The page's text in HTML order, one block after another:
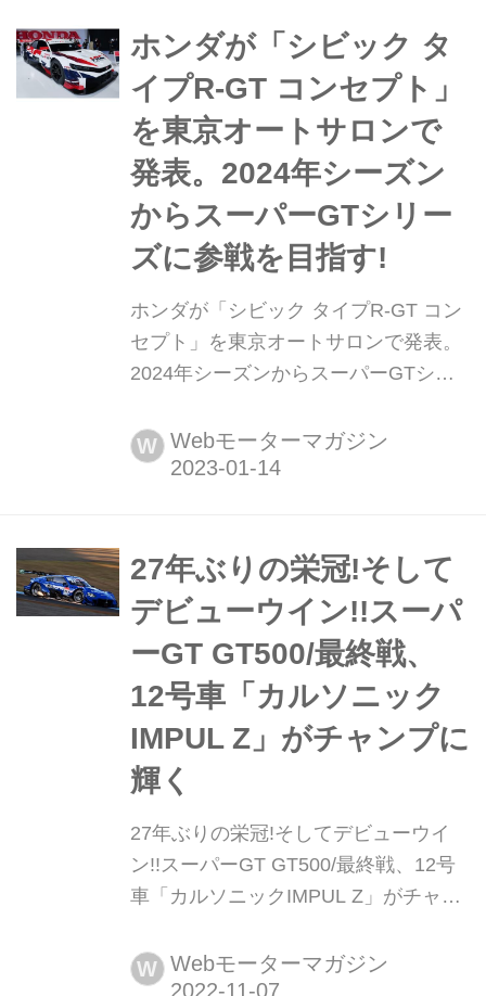
制した。2位に3号車Niterra MOTUL
Z、3...
ホンダが「シビック タ
イプR-GT コンセプト」
を東京オートサロンで
発表。2024年シーズン
からスーパーGTシリー
ズに参戦を目指す!
ホンダが「シビック タイプR-GT コン
セプト」を東京オートサロンで発表。
2024年シーズンからスーパーGTシリ
日、ホンダは幕張メッセで開催中の東
京オートサロン 2023の会場で、ホン
ト」を発表した。 2024シーズンのス
ーパーGTで、スープラやZと鎬を削り
あう! 今回の東京オートサロン 202...
W Webモーターマガジン
27年ぶりの栄冠!そして
デビューウイン!!スーパ
ーGT GT500/最終戦、
12号車「カルソニック
IMPUL Z」がチャンプに
輝く
27年ぶりの栄冠!そしてデビューウイ
ン!!スーパーGT GT500/最終戦、12号
車「カルソニックIMPUL Z」がチャン
ビリティリゾートもてぎで2022
AUTOBACS SUPER GT Round8
W Webモーターマガジン